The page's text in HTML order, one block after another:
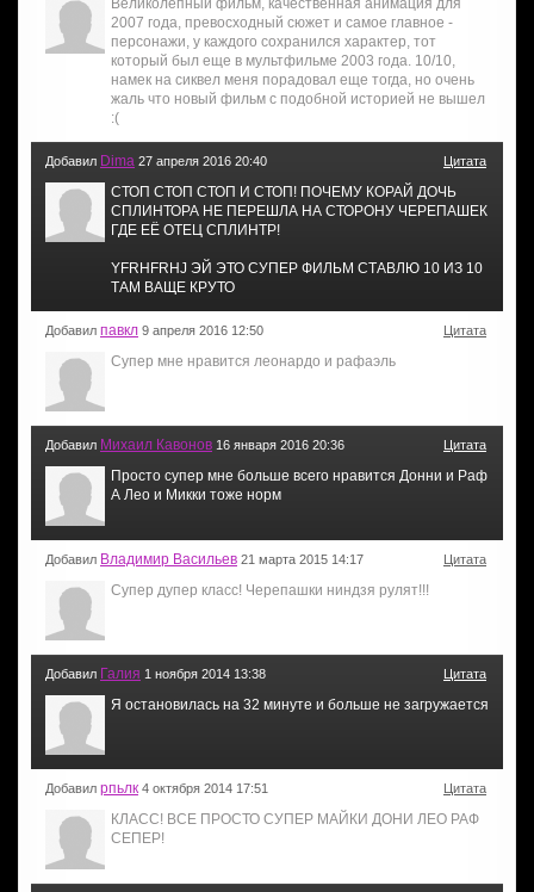
Великолепный фильм, качественная анимация для
2007 года, превосходный сюжет и самое главное -
персонажи, у каждого сохранился характер, тот
который был еще в мультфильме 2003 года. 10/10,
намек на сиквел меня порадовал еще тогда, но очень
жаль что новый фильм с подобной историей не вышел
:(
Добавил Dima 27 апреля 2016 20:40 Цитата
СТОП СТОП СТОП И СТОП! ПОЧЕМУ КОРАЙ ДОЧЬ
СПЛИНТОРА НЕ ПЕРЕШЛА НА СТОРОНУ ЧЕРЕПАШЕК
ГДЕ ЕЁ ОТЕЦ СПЛИНТР!
YFRHFRHJ ЭЙ ЭТО СУПЕР ФИЛЬМ СТАВЛЮ 10 ИЗ 10
ТАМ ВАЩЕ КРУТО
Добавил павкл 9 апреля 2016 12:50 Цитата
Супер мне нравится леонардо и рафаэль
Добавил Михаил Кавонов 16 января 2016 20:36 Цитата
Просто супер мне больше всего нравится Донни и Раф
А Лео и Микки тоже норм
Добавил Владимир Васильев 21 марта 2015 14:17 Цитата
Супер дупер класс! Черепашки ниндзя рулят!!!
Добавил Галия 1 ноября 2014 13:38 Цитата
Я остановилась на 32 минуте и больше не загружается
Добавил рпьлк 4 октября 2014 17:51 Цитата
КЛАСС! ВСЕ ПРОСТО СУПЕР МАЙКИ ДОНИ ЛЕО РАФ
СЕПЕР!